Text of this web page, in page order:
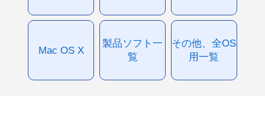
Mac OS X
製品ソフト一
覧
その他、全OS
用一覧